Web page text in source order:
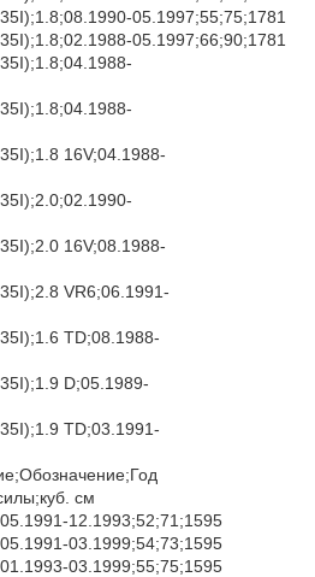
05.1997;55;75;1781
05.1997;66;90;1781
16V;04.1988-
16V;08.1988-
VR6;06.1991-
TD;08.1988-
D;05.1989-
TD;03.1991-
см
12.1993;52;71;1595
03.1999;54;73;1595
03.1999;55;75;1595